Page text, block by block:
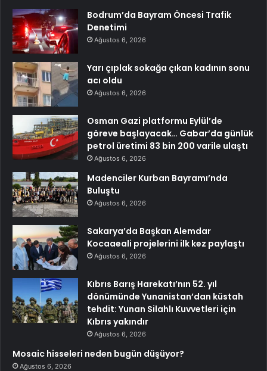
Bodrum’da Bayram Öncesi Trafik
Denetimi
Ağustos 6, 2026
Yarı çıplak sokağa çıkan kadının sonu
acı oldu
Ağustos 6, 2026
Osman Gazi platformu Eylül’de
göreve başlayacak… Gabar’da günlük
petrol üretimi 83 bin 200 varile ulaştı
Ağustos 6, 2026
Madenciler Kurban Bayramı’nda
Buluştu
Ağustos 6, 2026
Sakarya’da Başkan Alemdar
Kocaaeali projelerini ilk kez paylaştı
Ağustos 6, 2026
Kıbrıs Barış Harekatı’nın 52. yıl
dönümünde Yunanistan’dan küstah
tehdit: Yunan Silahlı Kuvvetleri için
Kıbrıs yakındır
Ağustos 6, 2026
Mosaic hisseleri neden bugün düşüyor?
Ağustos 6, 2026